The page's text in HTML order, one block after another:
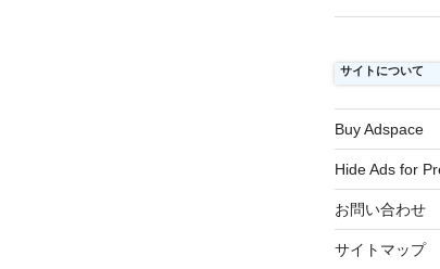
サイトについて
Buy Adspace
Hide Ads for
お問い合わせ
サイトマップ